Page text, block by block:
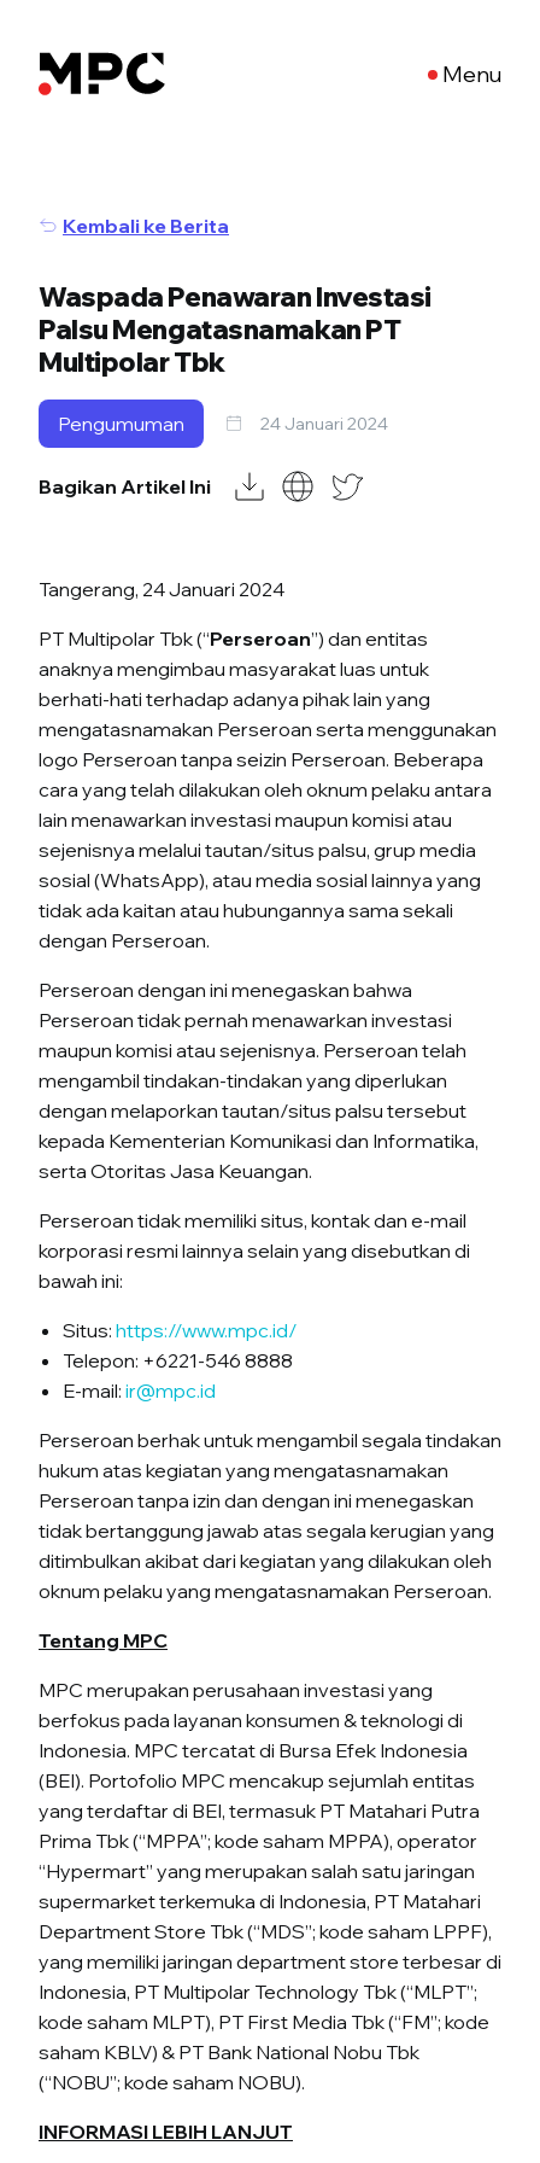
Menu
Kembali ke Berita
Waspada Penawaran Investasi
Palsu Mengatasnamakan PT
Multipolar Tbk
Pengumuman 24 Januari 2024
Bagikan Artikel Ini
Tangerang, 24 Januari 2024
PT Multipolar Tbk (“Perseroan”) dan entitas
anaknya mengimbau masyarakat luas untuk
berhati-hati terhadap adanya pihak lain yang
mengatasnamakan Perseroan serta menggunakan
logo Perseroan tanpa seizin Perseroan. Beberapa
cara yang telah dilakukan oleh oknum pelaku antara
lain menawarkan investasi maupun komisi atau
sejenisnya melalui tautan/situs palsu, grup media
sosial (WhatsApp), atau media sosial lainnya yang
tidak ada kaitan atau hubungannya sama sekali
dengan Perseroan.
Perseroan dengan ini menegaskan bahwa
Perseroan tidak pernah menawarkan investasi
maupun komisi atau sejenisnya. Perseroan telah
mengambil tindakan-tindakan yang diperlukan
dengan melaporkan tautan/situs palsu tersebut
kepada Kementerian Komunikasi dan Informatika,
serta Otoritas Jasa Keuangan.
Perseroan tidak memiliki situs, kontak dan e-mail
korporasi resmi lainnya selain yang disebutkan di
bawah ini:
Situs: https://www.mpc.id/
Telepon: +6221-546 8888
E-mail: ir@mpc.id
Perseroan berhak untuk mengambil segala tindakan
hukum atas kegiatan yang mengatasnamakan
Perseroan tanpa izin dan dengan ini menegaskan
tidak bertanggung jawab atas segala kerugian yang
ditimbulkan akibat dari kegiatan yang dilakukan oleh
oknum pelaku yang mengatasnamakan Perseroan.
Tentang MPC
MPC merupakan perusahaan investasi yang
berfokus pada layanan konsumen & teknologi di
Indonesia. MPC tercatat di Bursa Efek Indonesia
(BEI). Portofolio MPC mencakup sejumlah entitas
yang terdaftar di BEI, termasuk PT Matahari Putra
Prima Tbk (“MPPA”; kode saham MPPA), operator
“Hypermart” yang merupakan salah satu jaringan
supermarket terkemuka di Indonesia, PT Matahari
Department Store Tbk (“MDS”; kode saham LPPF),
yang memiliki jaringan department store terbesar di
Indonesia, PT Multipolar Technology Tbk (“MLPT”;
kode saham MLPT), PT First Media Tbk (“FM”; kode
saham KBLV) & PT Bank National Nobu Tbk
(“NOBU”; kode saham NOBU).
INFORMASI LEBIH LANJUT